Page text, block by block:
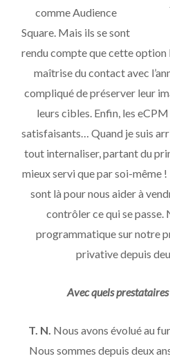
comme Audience
Square. Mais ils se sont
rendu compte que cette
maîtrise du contact avec
compliqué de préserver leur
leurs cibles. Enfin, les
satisfaisants… Quand je suis
tout internaliser, partant du
mieux servi que par soi-même
sont là pour nous aider à
contrôler ce qui se passe.
programmatique sur notre
privative depuis
Avec quels
T. N. Nous avons évolué au
Nous sommes depuis deux